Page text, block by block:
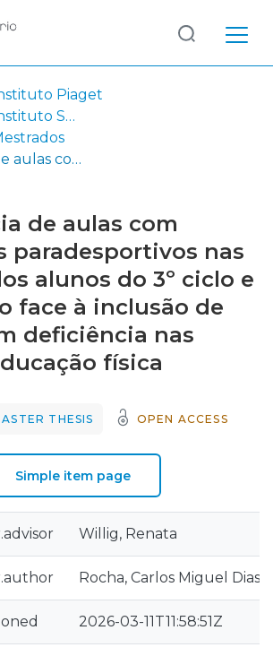
Piaget
IP - ISEITA - Instituto Superior de Estudos Interculturais e Transdisciplinares de Almada
A influência de aulas com conteúdos paradesportivos nas atitudes dos alunos do 3º ciclo e secundário face à inclusão de alunos com deficiência nas aulas de educação física
de aulas com
paradesportivos nas
alunos do 3º ciclo e
face à inclusão de
deficiência nas
física
THESIS OPEN ACCESS
Simple item page
Willig, Renata
Rocha, Carlos Miguel Dias
2026-03-11T11:58:51Z